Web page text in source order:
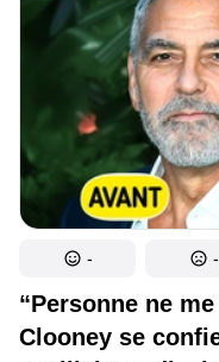
“Personne ne
Clooney se
- -
Contacte la rédaction
Politique de confidentialité
Politique de droit d'auteur
Politique relative aux
Modalités de service
Plan de site
Mise à jour du
© 2014–2026